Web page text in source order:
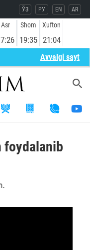
ЎЗ РУ EN AR
Asr Shom
19:35
Xufton
21:04
Avvalgi sayt
foydalanib